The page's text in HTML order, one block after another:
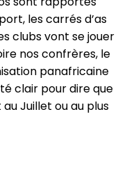
les carrés d’as
clubs vont se jouer
nos confrères, le
panafricaine
clair pour dire que
Juillet ou au plus